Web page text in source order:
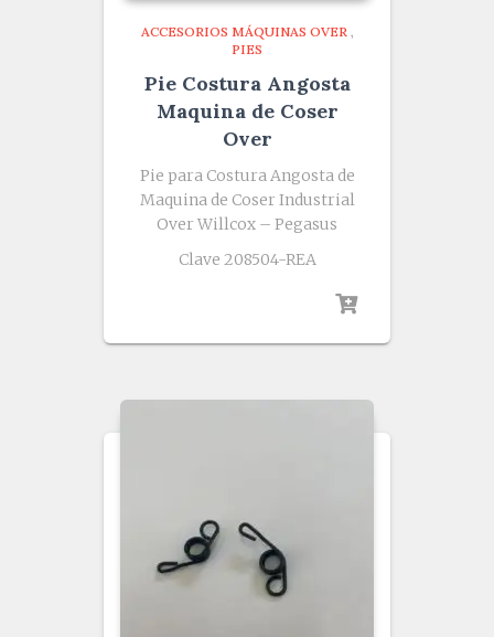
ACCESORIOS MÁQUINAS OVER
PIES
Pie Costura Angosta
Maquina de Coser
Over
Pie para Costura Angosta de
Maquina de Coser Industrial
Over Willcox – Pegasus
Clave 208504-REA